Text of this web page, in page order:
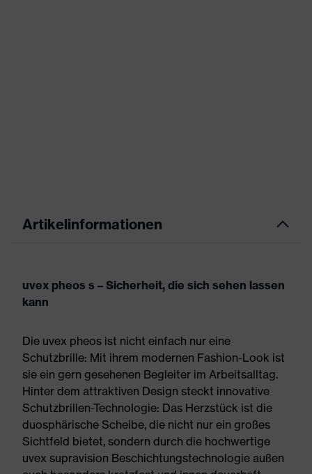
Artikelinformationen
uvex pheos s – Sicherheit, die sich sehen lassen
kann
Die uvex pheos ist nicht einfach nur eine
Schutzbrille: Mit ihrem modernen Fashion-Look ist
sie ein gern gesehenen Begleiter im Arbeitsalltag.
Hinter dem attraktiven Design steckt innovative
Schutzbrillen-Technologie: Das Herzstück ist die
duosphärische Scheibe, die nicht nur ein großes
Sichtfeld bietet, sondern durch die hochwertige
uvex supravision Beschichtungstechnologie außen